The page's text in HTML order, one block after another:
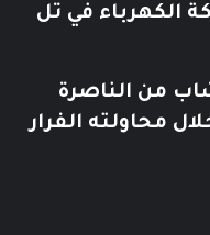
الكهرباء في تل
من الناصرة
محاولته الفرار